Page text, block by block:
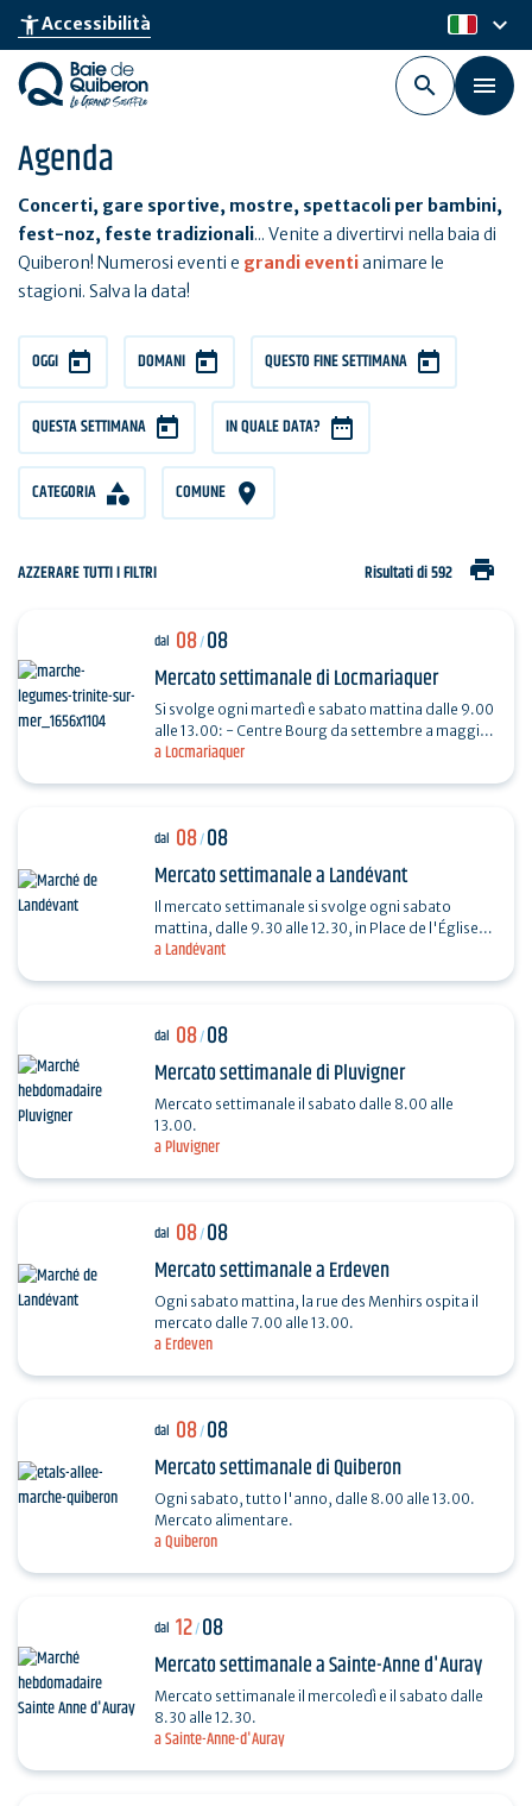
Skip
main
content
accessibility_newAccessibilità it
keyboard_arrow_down
Agenda
Concerti, gare sportive, mostre, spettacoli per bambini,
fest-noz, feste tradizionali... Venite a divertirvi nella baia di
Quiberon! Numerosi eventi e grandi eventianimare le
stagioni. Salva la data!
OGGI DOMANI QUESTO FINE SETTIMANA
QUESTA SETTIMANA IN QUALE DATA?
CATEGORIA COMUNE
AZZERARE TUTTI I FILTRI Risultati di 592 print
a Locmariaquer
dal 08/08
Mercato settimanale di Locmariaquer
Si svolge ogni martedì e sabato mattina dalle 9.00
alle 13.00: - Centre Bourg da settembre a maggio.
- Place De Gaulle da giugno ad agosto.
a Landévant
dal 08/08
Mercato settimanale a Landévant
Il mercato settimanale si svolge ogni sabato
mattina, dalle 9.30 alle 12.30, in Place de l'Église
(lato parcheggio).
a Pluvigner
dal 08/08
Mercato settimanale di Pluvigner
Mercato settimanale il sabato dalle 8.00 alle
13.00.
a Erdeven
dal 08/08
Mercato settimanale a Erdeven
Ogni sabato mattina, la rue des Menhirs ospita il
mercato dalle 7.00 alle 13.00.
a Quiberon
dal 08/08
Mercato settimanale di Quiberon
Ogni sabato, tutto l'anno, dalle 8.00 alle 13.00.
Mercato alimentare.
a Sainte-Anne-d'Auray
dal 12/08
Mercato settimanale a Sainte-Anne d'Auray
Mercato settimanale il mercoledì e il sabato dalle
8.30 alle 12.30.